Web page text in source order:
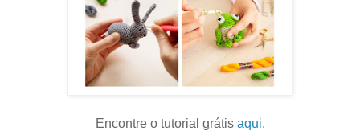
Encontre o tutorial grátis aqui.